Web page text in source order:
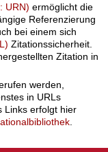
URN) ermöglicht die
Referenzierung
bei einem sich
Zitationssicherheit.
Zitation in
werden,
in URLs
Links erfolgt hier